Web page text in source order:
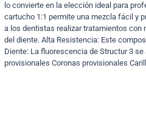
lo convierte en la elección ideal para
cartucho 1:1 permite una mezcla fácil y
a los dentistas realizar tratamientos con
del diente. Alta Resistencia: Este
Diente: La fluorescencia de Structur 3
provisionales Coronas provisionales